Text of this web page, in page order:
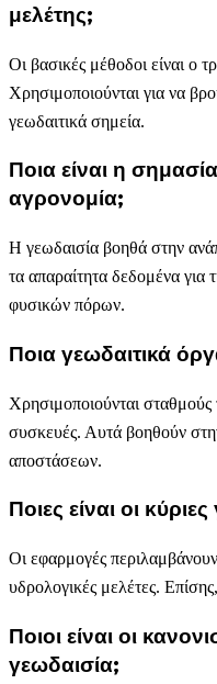
μελέτης;
Οι βασικές μέθοδοι είναι ο
Χρησιμοποιούνται για να
γεωδαιτικά σημεία.
Ποια είναι η
αγρονομία;
Η γεωδαισία βοηθά στην
τα απαραίτητα δεδομένα για
φυσικών πόρων.
Ποια γεωδαιτικά
Χρησιμοποιούνται σταθμούς
συσκευές. Αυτά βοηθούν
αποστάσεων.
Ποιες είναι οι
Οι εφαρμογές
υδρολογικές μελέτες.
Ποιοι είναι οι
γεωδαισία;